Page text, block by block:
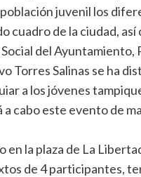
juvenil los
cuadro de la ciudad,
del Ayuntamiento,
Torres Salinas se ha
a los jóvenes
cabo este evento de
en la plaza de La
de 4 participantes,